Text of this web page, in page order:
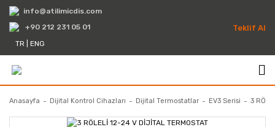
info@atilimicdis.com
+90 212 231 05 01
TR
ENG
Teklif Al
Anasayfa Dijital Kontrol Cihazları Dijital Termostatlar EV3 Serisi 3